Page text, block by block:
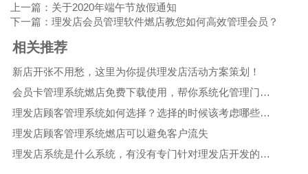
上一篇：关于2020年端午节放假通知
下一篇：理发店会员管理软件燃店教您如何高效管理会员？
相关推荐
新店开张不用愁，这里为你提供理发店活动方案策划！
会员卡管理系统燃店免费下载使用，帮你系统化管理门店！
理发店顾客管理系统如何选择？选择的时候该考虑哪些因素呢？
理发店顾客管理系统燃店可以避免客户流失
理发店系统是什么系统，有没有专门针对理发店开发的系统吗？